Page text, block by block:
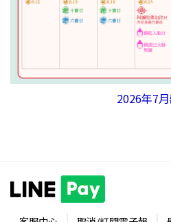
2026年7